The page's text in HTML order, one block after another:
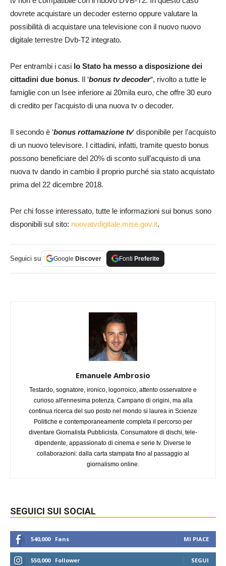
dovrete acquistare un decoder esterno oppure valutare la
possibilità di acquistare una televisione con il nuovo nuovo
digitale terrestre Dvb-T2 integrato.
Per entrambi i casi lo Stato ha messo a disposizione dei
cittadini due bonus. Il ‘bonus tv decoder“, rivolto a tutte le
famiglie con un Isee inferiore ai 20mila euro, che offre 30 euro
di credito per l’acquisto di una nuova tv o decoder.
Il secondo è ‘bonus rottamazione tv‘ disponibile per l’acquisto
di un nuovo televisore. I cittadini, infatti, tramite questo bonus
possono beneficiare del 20% di sconto sull’acquisto di una
nuova tv dando in cambio il proprio purché sia stato acquistato
prima del 22 dicembre 2018.
Per chi fosse interessato, tutte le informazioni sui bonus sono
disponibili sul sito: nuovatvdigitale.mise.gov.it.
Seguici su Google Discover Fonti Preferite
Emanuele Ambrosio
Testardo, sognatore, ironico, logorroico, attento osservatore e
curioso all'ennesima potenza. Campano di origini, ma alla
continua ricerca del suo posto nel mondo si laurea in Scienze
Politiche e contemporaneamente completa il percorso per
diventare Giornalista Pubblicista. Consumatore di dischi, tele-
dipendente, appassionato di cinema e serie tv. Diverse le
collaborazioni: dalla carta stampata fino al passaggio al
giornalismo online.
SEGUICI SUI SOCIAL
540,000 Fans MI PIACE
550,000 Follower SEGUI